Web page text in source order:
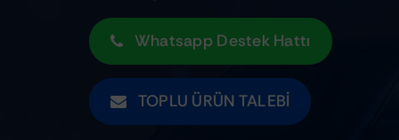
Whatsapp Destek Hattı
TOPLU ÜRÜN TALEBI